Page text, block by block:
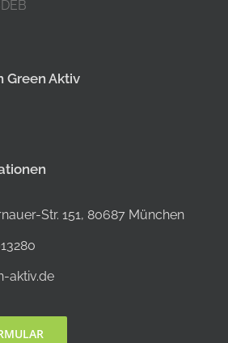
Green Aktiv
Str. 151, 80687 München
aktiv.de